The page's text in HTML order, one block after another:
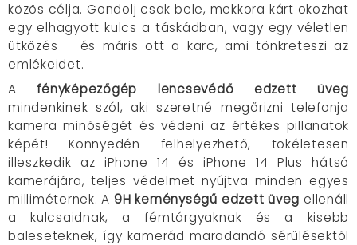
közös célja. Gondolj csak bele, mekkora kárt okozhat
egy elhagyott kulcs a táskádban, vagy egy véletlen
ütközés – és máris ott a karc, ami tönkreteszi az
emlékeidet.
Afényképezőgép lencsevédő edzett üveg
mindenkinek szól, aki szeretné megőrizni telefonja
kamera minőségét és védeni az értékes pillanatok
képét! Könnyedén felhelyezhető, tökéletesen
illeszkedik az iPhone 14 és iPhone 14 Plus hátsó
kamerájára, teljes védelmet nyújtva minden egyes
milliméternek. A 9H keménységű edzett üveg ellenáll
a kulcsaidnak, a fémtárgyaknak és a kisebb
baleseteknek, így kamerád maradandó sérülésektől